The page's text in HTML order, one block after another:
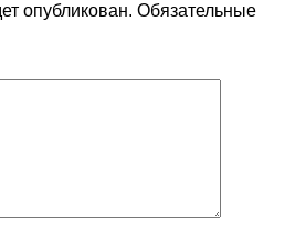
опубликован. Обязательные